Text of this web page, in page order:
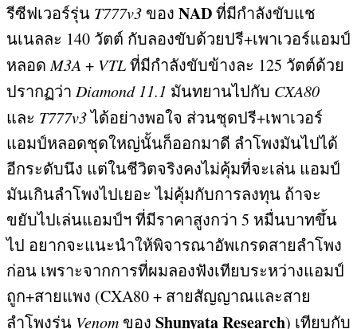
รีซีฟเวอร์รุ่น T777v3 ของ NADที่มีกำลังขับแช
นเนลละ 140 วัตต์ กับลองขับด้วยปรี+เพาเวอร์แอมป์
หลอดM3A + VTLที่มีกำลังขับข้างละ 125 วัตต์ด้วย
ปรากฏว่า Diamond 11.1 มันทยานไปกับ CXA80
และ T777v3ได้อย่างพอใจ ส่วนชุดปรี+เพาเวอร์
แอมป์หลอดชุดใหญ่นั้นก็ออกมาดี ลำโพงมันไปได้
อีกระดับนึง แต่ในชีวิตจริงคงไม่คุ้มที่จะเล่น แอมป์
มันเกินลำโพงไปเยอะ ไม่คุ้มกับการลงทุน ถ้าจะ
ขยับไปเล่นแอมป์ฯ ที่มีราคาสูงกว่า 5 หมื่นบาทขึ้น
ไป อยากจะแนะนำให้พิจารณาอัพเกรดสายลำโพง
ก่อน เพราะจากการที่ผมลองฟังเทียบระหว่างแอมป์
ถูก+สายแพง (CXA80 + สายสัญญาณและสาย
ลำโพงรุ่น Venom ของ Shunyata Research) เทียบกับ